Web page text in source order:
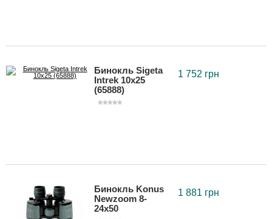
Бинокль Sigeta
Intrek 10x25
(65888)
1 752 грн
Бинокль Konus
Newzoom 8-
24x50
1 881 грн